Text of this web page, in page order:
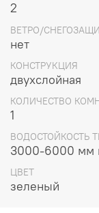
Наружний
Тамбур (см):
Упаковка:
2
ВЕТРО/
нет
КОНСТРУКЦИЯ
двухслойная
КОЛИЧЕСТВО
1
ВОДОСТОЙКОСТЬ
3000-6000 мм
ЦВЕТ
зеленый